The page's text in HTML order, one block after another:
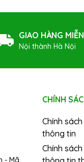
GIAO HÀNG
Nội thành Hà Nội
- Mã
CHÍNH
Chính
thông tin
Chính